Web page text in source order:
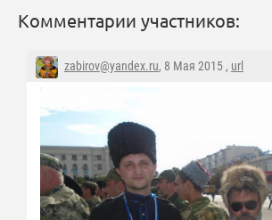
Комментарии участников:
zabirov@yandex.ru, 8 Мая 2015 , url